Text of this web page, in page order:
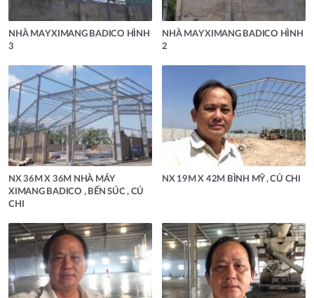
NHÀ MAY XIMANG BADICO HÌNH
3
NHÀ MAY XIMANG BADICO HÌNH
2
NX 36M X 36M NHÀ MÁY
XIMANG BADICO , BẾN SÚC , CỦ
CHI
NX 19M X 42M BÌNH MỸ , CỦ CHI